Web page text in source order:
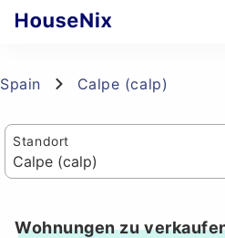
Spain Calpe (calp)
Standort
Wohnungen zu